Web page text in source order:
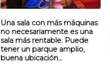
Una sala con más máquinas
no necesariamente es una
sala más rentable. Puede
tener un parque amplio,
buena ubicación...